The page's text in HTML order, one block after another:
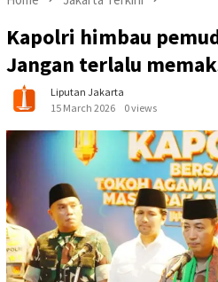
Kapolri himbau
Jangan terlalu
Liputan Jakarta
15 March 2026
0 views